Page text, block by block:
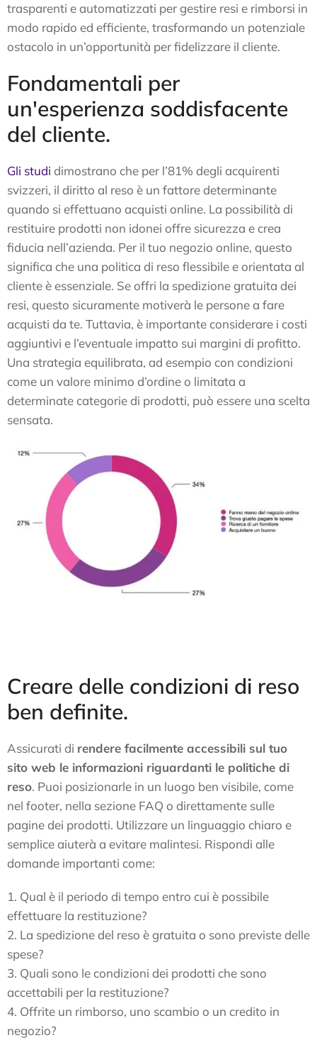
trasparenti e automatizzati per gestire resi e rimborsi in
modo rapido ed efficiente, trasformando un potenziale
ostacolo in un’opportunità per fidelizzare il cliente.
Fondamentali per
un'esperienza soddisfacente
del cliente.
Gli studi dimostrano che per l’81% degli acquirenti
svizzeri, il diritto al reso è un fattore determinante
quando si effettuano acquisti online. La possibilità di
restituire prodotti non idonei offre sicurezza e crea
fiducia nell’azienda. Per il tuo negozio online, questo
significa che una politica di reso flessibile e orientata al
cliente è essenziale. Se offri la spedizione gratuita dei
resi, questo sicuramente motiverà le persone a fare
acquisti da te. Tuttavia, è importante considerare i costi
aggiuntivi e l’eventuale impatto sui margini di profitto.
Una strategia equilibrata, ad esempio con condizioni
come un valore minimo d’ordine o limitata a
determinate categorie di prodotti, può essere una scelta
sensata.
Creare delle condizioni di reso
ben definite.
Assicurati di rendere facilmente accessibili sul tuo
sito web le informazioni riguardanti le politiche di
reso. Puoi posizionarle in un luogo ben visibile, come
nel footer, nella sezione FAQ o direttamente sulle
pagine dei prodotti. Utilizzare un linguaggio chiaro e
semplice aiuterà a evitare malintesi. Rispondi alle
domande importanti come:
1. Qual è il periodo di tempo entro cui è possibile
effettuare la restituzione?
2. La spedizione del reso è gratuita o sono previste delle
spese?
3. Quali sono le condizioni dei prodotti che sono
accettabili per la restituzione?
4. Offrite un rimborso, uno scambio o un credito in
negozio?